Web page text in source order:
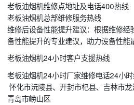
老板油烟机维修点地址及电话400热线
老板油烟机总部维修服务热线
维修后设备性能提升建议：根据维修经
备性能提升的专业建议，助力设备性能
老板油烟机24小时客户支援热线
老板油烟机24小时厂家维修电话24小
怀化市沅陵县、开封市杞县、吉林市龙
青岛市崂山区